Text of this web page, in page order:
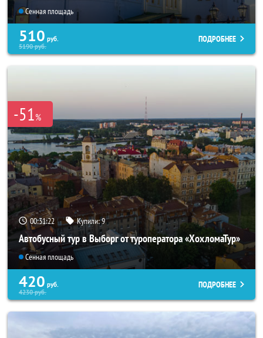
Сенная площадь
510 руб.
5190руб.
ПОДРОБНЕЕ
-51%
00:31:21 Купили:9
Автобусный тур в Выборг от туроператора «ХохломаТур»
Сенная площадь
420 руб.
4230руб.
ПОДРОБНЕЕ